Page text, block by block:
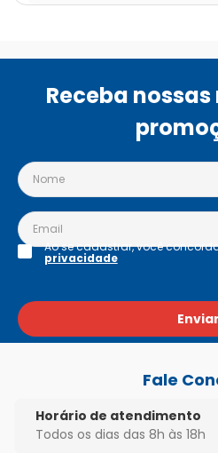
Receba
Enviar
Ao se cadastrar, você
privacidade
Fale
Horário de atendimento
Todos os dias das 8h às 18h